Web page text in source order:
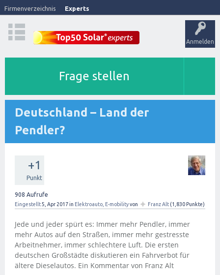
Firmenverzeichnis Experts
Anmelden
Frage stellen
Deutschland – Land der
Pendler?
+1
Punkt
908 Aufrufe
Eingestellt5, Apr 2017in Elektroauto, E-mobilityvon ✦ Franz Alt (1,830 Punkte)
Jede und jeder spürt es: Immer mehr Pendler, immer
mehr Autos auf den Straßen, immer mehr gestresste
Arbeitnehmer, immer schlechtere Luft. Die ersten
deutschen Großstädte diskutieren ein Fahrverbot für
ältere Dieselautos. Ein Kommentar von Franz Alt